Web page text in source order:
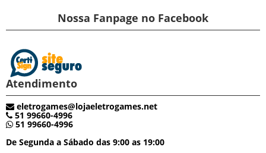
Nossa Fanpage no Facebook
Atendimento
eletrogames@lojaeletrogames.net
51 99660-4996
51 99660-4996
De Segunda a Sábado das 9:00 as 19:00